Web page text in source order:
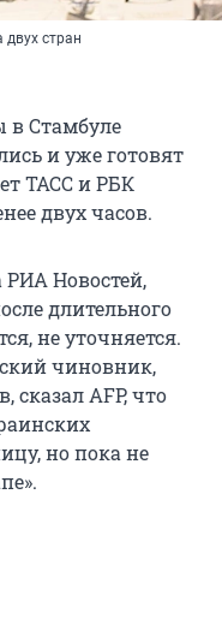
двух стран
в Стамбуле
и уже готовят
ТАСС и РБК
двух часов.
Новостей,
длительного
не уточняется.
чиновник,
сказал AFP, что
но пока не